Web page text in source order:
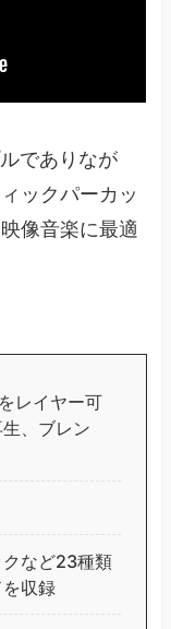
でありなが
ックパーカッ
像音楽に最適
レイヤー可
、ブレン
など23種類
収録